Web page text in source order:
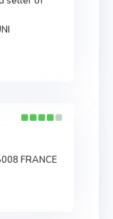
FRANCE